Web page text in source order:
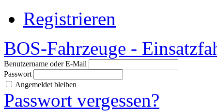
Registrieren
BOS-Fahrzeuge -
Benutzername oder E-Mail
Passwort
Angemeldet bleiben
Passwort vergessen?